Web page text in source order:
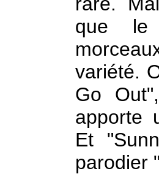
que le
variété.
Go
apporte
Et
parodier